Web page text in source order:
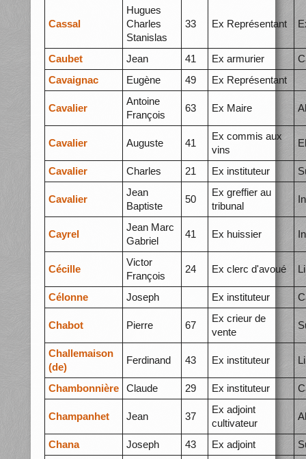
Cassal
Hugues
Charles
Stanislas
33 Ex Représentant
Caubet Jean 41 Ex armurier
Cavaignac
Eugène 49 Ex Représentant
Cavalier
Antoine
François
63 Ex Maire
Cavalier Auguste 41
Ex commis aux
vins
Cavalier Charles 21 Ex instituteur
Cavalier
Jean
Baptiste
50
Ex greffier au
tribunal
Cayrel
Jean Marc
Gabriel
41 Ex huissier
Cécille
Victor
François
24 Ex clerc d'avoué
Célonne Joseph Ex instituteur
Chabot Pierre 67
Ex crieur de
vente
Challemaison
(de)
Ferdinand 43 Ex instituteur
Chambonnière Claude 29 Ex instituteur
Champanhet Jean 37
Ex adjoint
cultivateur
Chana Joseph 43 Ex adjoint